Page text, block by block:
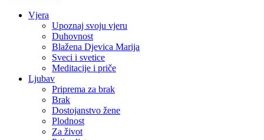
Vjera
Upoznaj svoju vjeru
Duhovnost
Blažena Djevica Marija
Sveci i svetice
Meditacije i priče
Ljubav
Priprema za brak
Brak
Dostojanstvo žene
Plodnost
Za život